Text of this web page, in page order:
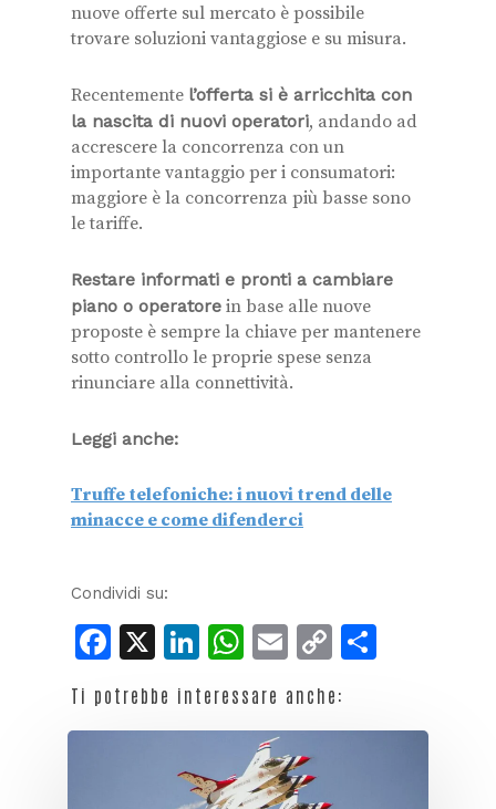
nuove offerte sul mercato è possibile
trovare soluzioni vantaggiose e su misura.
Recentemente l’offerta si è arricchita con
la nascita di nuovi operatori, andando ad
accrescere la concorrenza con un
importante vantaggio per i consumatori:
maggiore è la concorrenza più basse sono
le tariffe.
Restare informati e pronti a cambiare
piano o operatore in base alle nuove
proposte è sempre la chiave per mantenere
sotto controllo le proprie spese senza
rinunciare alla connettività.
Leggi anche:
Truffe telefoniche: i nuovi trend delle
minacce e come difenderci
Condividi su:
Facebook
X LinkedIn
WhatsApp
Email
Copy
Ti potrebbe interessare anche: